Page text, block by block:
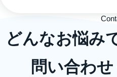
どんなお悩み
問い合わせ